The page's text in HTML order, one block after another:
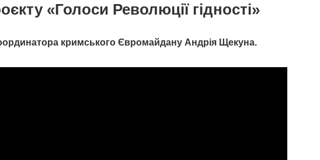
«Голоси Революції гідності»
кримського Євромайдану Андрія Щекуна.